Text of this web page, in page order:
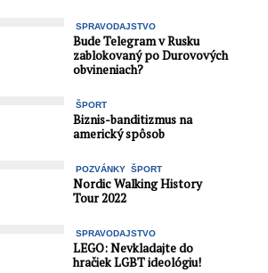
SPRAVODAJSTVO
Bude Telegram v Rusku
zablokovaný po Durovových
obvineniach?
ŠPORT
Biznis-banditizmus na
americký spôsob
POZVÁNKY ŠPORT
Nordic Walking History
Tour 2022
SPRAVODAJSTVO
LEGO: Nevkladajte do
hračiek LGBT ideológiu!